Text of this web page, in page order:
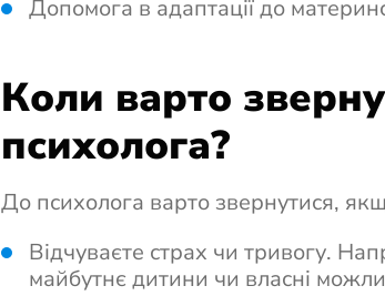
Допомога в адаптації до
Коли варто
психолога?
До психолога варто звернутися,
Відчуваєте страх чи тривогу.
майбутнє дитини чи власні